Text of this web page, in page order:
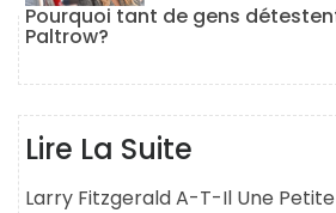
Pourquoi tant de gens
Paltrow?
Lire La Suite
Larry Fitzgerald A-T-Il Une